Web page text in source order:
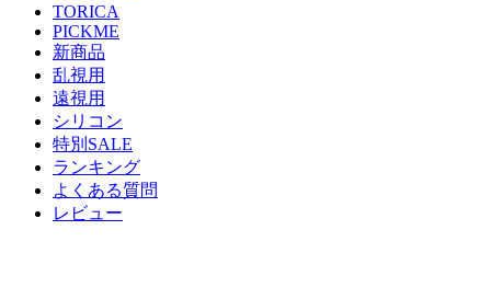
TORICA
PICKME
新商品
乱視用
遠視用
シリコン
特別SALE
ランキング
よくある質問
レビュー